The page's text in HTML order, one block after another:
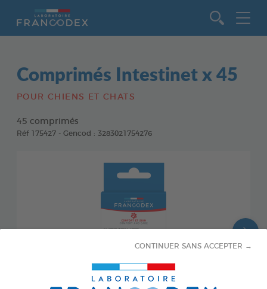
CONTINUER SANS ACCEPTER →
Comprimés Intestinet x 45
POUR CHIENS ET CHATS
45 comprimés
Réf 175427 - Gencod : 3283021754276